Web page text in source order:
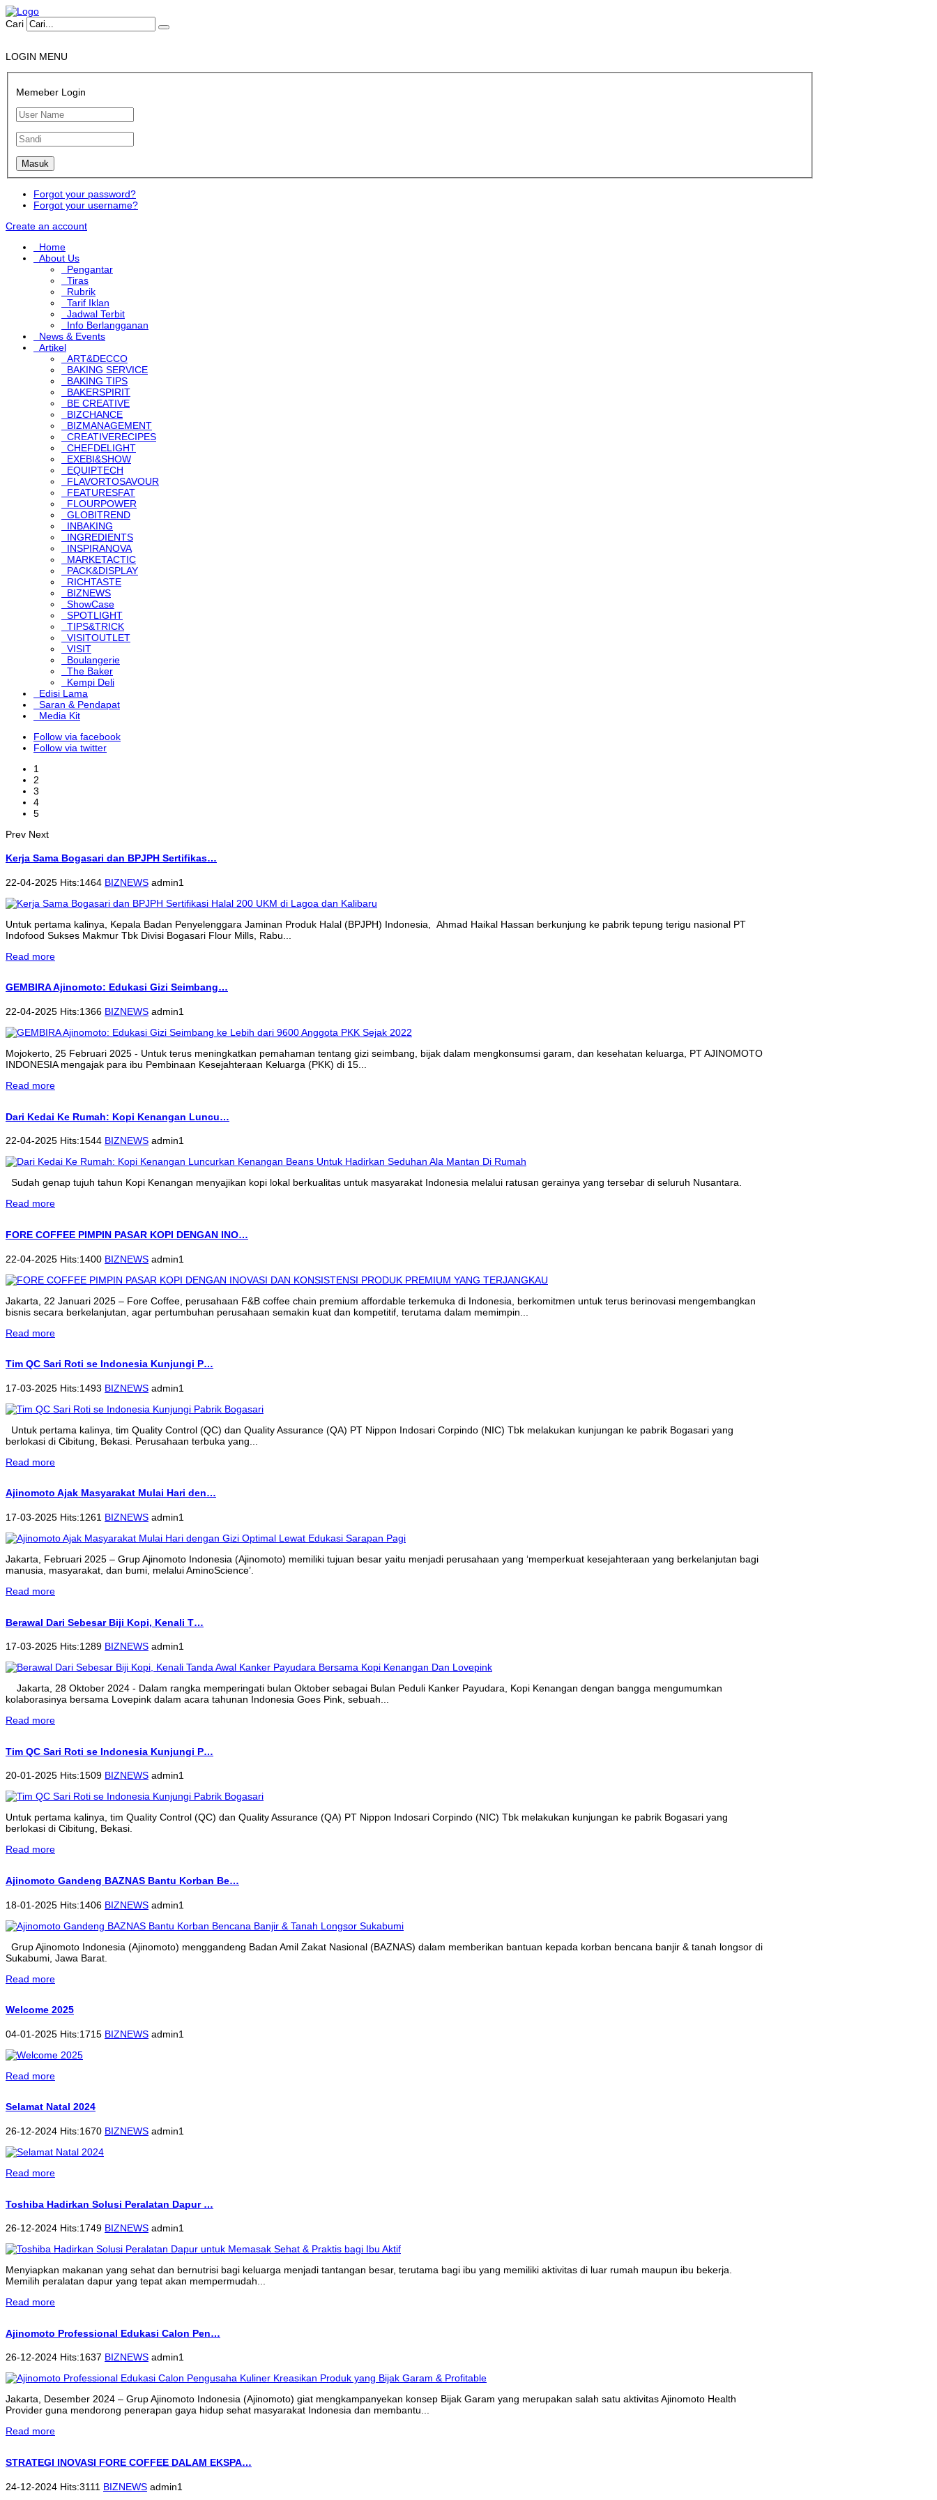
Cari
LOGIN MENU
Memeber Login
Forgot your password?
Forgot your username?
Create an account
Home
About Us
Pengantar
Tiras
Rubrik
Tarif Iklan
Jadwal Terbit
Info Berlangganan
News & Events
Artikel
ART&DECCO
BAKING SERVICE
BAKING TIPS
BAKERSPIRIT
BE CREATIVE
BIZCHANCE
BIZMANAGEMENT
CREATIVERECIPES
CHEFDELIGHT
EXEBI&SHOW
EQUIPTECH
FLAVORTOSAVOUR
FEATURESFAT
FLOURPOWER
GLOBITREND
INBAKING
INGREDIENTS
INSPIRANOVA
MARKETACTIC
PACK&DISPLAY
RICHTASTE
BIZNEWS
ShowCase
SPOTLIGHT
TIPS&TRICK
VISITOUTLET
VISIT
Boulangerie
The Baker
Kempi Deli
Edisi Lama
Saran & Pendapat
Media Kit
Follow via facebook
Follow via twitter
1
2
3
4
5
Prev Next
Kerja Sama Bogasari dan BPJPH Sertifikas…
22-04-2025 Hits:1464 BIZNEWS admin1
Untuk pertama kalinya, Kepala Badan Penyelenggara Jaminan Produk Halal (BPJPH) Indonesia, Ahmad Haikal Hassan berkunjung ke pabrik tepung terigu nasional PT
Indofood Sukses Makmur Tbk Divisi Bogasari Flour Mills, Rabu...
Read more
GEMBIRA Ajinomoto: Edukasi Gizi Seimbang…
22-04-2025 Hits:1366 BIZNEWS admin1
Mojokerto, 25 Februari 2025 - Untuk terus meningkatkan pemahaman tentang gizi seimbang, bijak dalam mengkonsumsi garam, dan kesehatan keluarga, PT AJINOMOTO
INDONESIA mengajak para ibu Pembinaan Kesejahteraan Keluarga (PKK) di 15...
Read more
Dari Kedai Ke Rumah: Kopi Kenangan Luncu…
22-04-2025 Hits:1544 BIZNEWS admin1
Sudah genap tujuh tahun Kopi Kenangan menyajikan kopi lokal berkualitas untuk masyarakat Indonesia melalui ratusan gerainya yang tersebar di seluruh Nusantara.
Read more
FORE COFFEE PIMPIN PASAR KOPI DENGAN INO…
22-04-2025 Hits:1400 BIZNEWS admin1
Jakarta, 22 Januari 2025 – Fore Coffee, perusahaan F&B coffee chain premium affordable terkemuka di Indonesia, berkomitmen untuk terus berinovasi mengembangkan
bisnis secara berkelanjutan, agar pertumbuhan perusahaan semakin kuat dan kompetitif, terutama dalam memimpin...
Read more
Tim QC Sari Roti se Indonesia Kunjungi P…
17-03-2025 Hits:1493 BIZNEWS admin1
Untuk pertama kalinya, tim Quality Control (QC) dan Quality Assurance (QA) PT Nippon Indosari Corpindo (NIC) Tbk melakukan kunjungan ke pabrik Bogasari yang
berlokasi di Cibitung, Bekasi. Perusahaan terbuka yang...
Read more
Ajinomoto Ajak Masyarakat Mulai Hari den…
17-03-2025 Hits:1261 BIZNEWS admin1
Jakarta, Februari 2025 – Grup Ajinomoto Indonesia (Ajinomoto) memiliki tujuan besar yaitu menjadi perusahaan yang ‘memperkuat kesejahteraan yang berkelanjutan bagi
manusia, masyarakat, dan bumi, melalui AminoScience’.
Read more
Berawal Dari Sebesar Biji Kopi, Kenali T…
17-03-2025 Hits:1289 BIZNEWS admin1
Jakarta, 28 Oktober 2024 - Dalam rangka memperingati bulan Oktober sebagai Bulan Peduli Kanker Payudara, Kopi Kenangan dengan bangga mengumumkan
kolaborasinya bersama Lovepink dalam acara tahunan Indonesia Goes Pink, sebuah...
Read more
Tim QC Sari Roti se Indonesia Kunjungi P…
20-01-2025 Hits:1509 BIZNEWS admin1
Untuk pertama kalinya, tim Quality Control (QC) dan Quality Assurance (QA) PT Nippon Indosari Corpindo (NIC) Tbk melakukan kunjungan ke pabrik Bogasari yang
berlokasi di Cibitung, Bekasi.
Read more
Ajinomoto Gandeng BAZNAS Bantu Korban Be…
18-01-2025 Hits:1406 BIZNEWS admin1
Grup Ajinomoto Indonesia (Ajinomoto) menggandeng Badan Amil Zakat Nasional (BAZNAS) dalam memberikan bantuan kepada korban bencana banjir & tanah longsor di
Sukabumi, Jawa Barat.
Read more
Welcome 2025
04-01-2025 Hits:1715 BIZNEWS admin1
Read more
Selamat Natal 2024
26-12-2024 Hits:1670 BIZNEWS admin1
Read more
Toshiba Hadirkan Solusi Peralatan Dapur …
26-12-2024 Hits:1749 BIZNEWS admin1
Menyiapkan makanan yang sehat dan bernutrisi bagi keluarga menjadi tantangan besar, terutama bagi ibu yang memiliki aktivitas di luar rumah maupun ibu bekerja.
Memilih peralatan dapur yang tepat akan mempermudah...
Read more
Ajinomoto Professional Edukasi Calon Pen…
26-12-2024 Hits:1637 BIZNEWS admin1
Jakarta, Desember 2024 – Grup Ajinomoto Indonesia (Ajinomoto) giat mengkampanyekan konsep Bijak Garam yang merupakan salah satu aktivitas Ajinomoto Health
Provider guna mendorong penerapan gaya hidup sehat masyarakat Indonesia dan membantu...
Read more
STRATEGI INOVASI FORE COFFEE DALAM EKSPA…
24-12-2024 Hits:3111 BIZNEWS admin1